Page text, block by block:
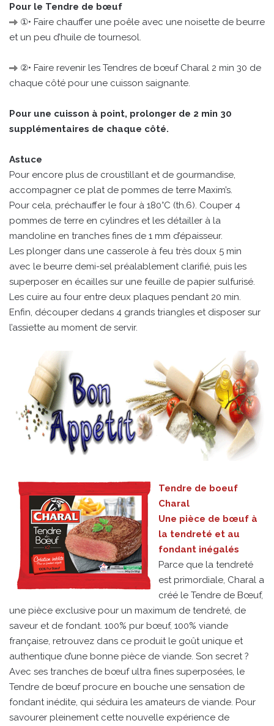
Pour le Tendre de bœuf
①• Faire chauffer une poêle avec une noisette de beurre
et un peu d’huile de tournesol.
②• Faire revenir les Tendres de bœuf Charal 2 min 30 de
chaque côté pour une cuisson saignante.
Pour une cuisson à point, prolonger de 2 min 30
supplémentaires de chaque côté.
Astuce
Pour encore plus de croustillant et de gourmandise,
accompagner ce plat de pommes de terre Maxim’s.
Pour cela, préchauffer le four à 180°C (th.6). Couper 4
pommes de terre en cylindres et les détailler à la
mandoline en tranches fines de 1 mm d’épaisseur.
Les plonger dans une casserole à feu très doux 5 min
avec le beurre demi-sel préalablement clarifié, puis les
superposer en écailles sur une feuille de papier sulfurisé.
Les cuire au four entre deux plaques pendant 20 min.
Enfin, découper dedans 4 grands triangles et disposer sur
l’assiette au moment de servir.
Tendre de boeuf
Charal
Une pièce de bœuf à
la tendreté et au
fondant inégalés
Parce que la tendreté
est primordiale, Charal a
créé le Tendre de Bœuf,
une pièce exclusive pour un maximum de tendreté, de
saveur et de fondant. 100% pur bœuf, 100% viande
française, retrouvez dans ce produit le goût unique et
authentique d’une bonne pièce de viande. Son secret ?
Avec ses tranches de bœuf ultra fines superposées, le
Tendre de bœuf procure en bouche une sensation de
fondant inédite, qui séduira les amateurs de viande. Pour
savourer pleinement cette nouvelle expérience de